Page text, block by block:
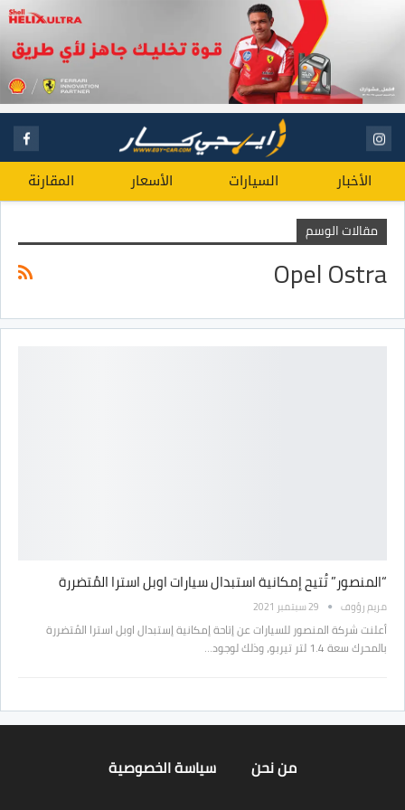
الأخبار السيارات الأسعار المقارنة
مقالات الوسم
Opel Ostra
“المنصور” تُتيح إمكانية استبدال سيارات اوبل استرا المُتضررة
مريم رؤوف 29 سبتمبر 2021
أعلنت شركة المنصور للسيارات عن إتاحة إمكانية إستبدال اوبل استرا المُتضررة
بالمحرك سعة 1.4 لتر تيربو، وذلك لوجود…
من نحن سياسة الخصوصية